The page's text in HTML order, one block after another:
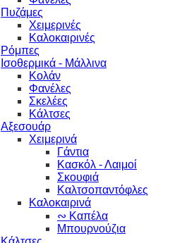
Πυζάμες
Χειμερινές
Καλοκαιρινές
Ρόμπες
Ισοθερμικά - Μάλλινα
Κολάν
Φανέλες
Σκελέες
Κάλτσες
Αξεσουάρ
Χειμερινά
Γάντια
Κασκόλ - Λαιμοί
Σκουφιά
Καλτσοπαντόφλες
Καλοκαιρινά
∾ Καπέλα
Μπουρνούζια